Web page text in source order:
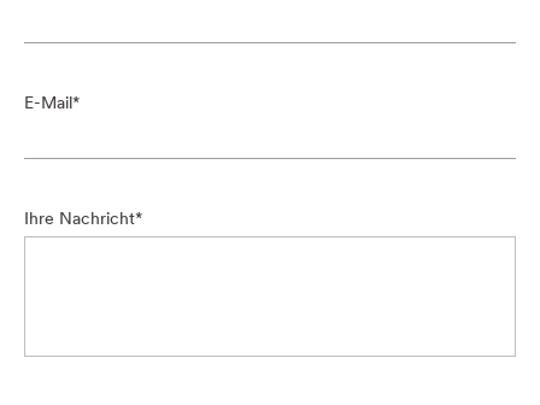
E-Mail
Ihre Nachricht